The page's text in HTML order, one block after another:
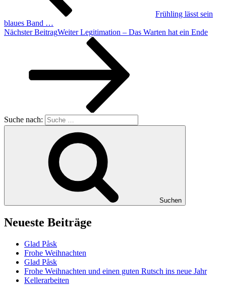
Frühling lässt sein
blaues Band …
Nächster BeitragWeiter Legitimation – Das Warten hat ein Ende
Suche nach:
Suchen
Neueste Beiträge
Glad Påsk
Frohe Weihnachten
Glad Påsk
Frohe Weihnachten und einen guten Rutsch ins neue Jahr
Kellerarbeiten